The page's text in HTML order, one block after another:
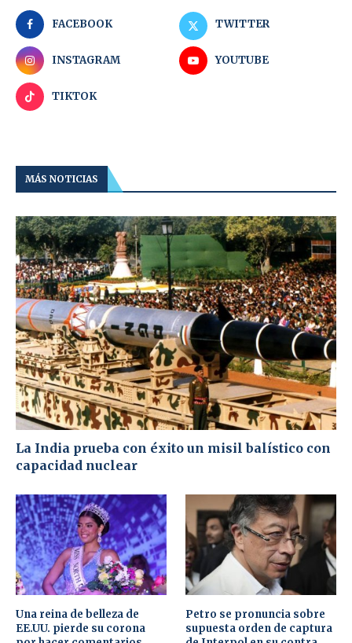
FACEBOOK TWITTER
INSTAGRAM YOUTUBE
TIKTOK
MÁS NOTICIAS
La India prueba con éxito un misil balístico con
capacidad nuclear
Una reina de belleza de
EE.UU. pierde su corona
Petro se pronuncia sobre
supuesta orden de captura